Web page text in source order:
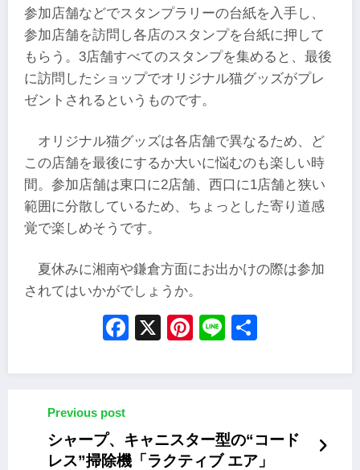
参加店舗などでスタンプラリーの台紙を入手し、
参加店舗を訪問し各店のスタンプを台紙に押して
もらう。3店舗すべてのスタンプを集めると、最後
に訪問したショップでオリジナル猫グッズがプレ
ゼントされるというものです。
オリジナル猫グッズは各店舗で異なるため、ど
この店舗を最後にするか大いに悩むのも楽しい時
間。参加店舗は東口に2店舗、西口に1店舗と狭い
範囲に分散しているため、ちょっとした寄り道感
覚で楽しめそうです。
夏休みに湘南や鎌倉方面にお出かけの際は参加
されてはいかがでしょうか。
Facebook
X Pinterest
Line
Previous post
シャープ、キャニスター型の“コード
レス”掃除機「ラクティブ エア」